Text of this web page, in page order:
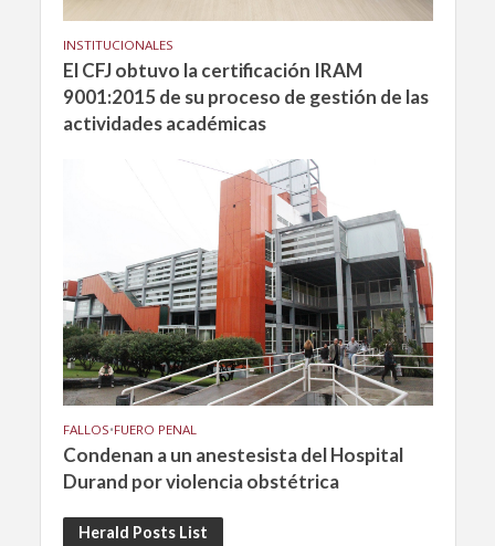
INSTITUCIONALES
El CFJ obtuvo la certificación IRAM
9001:2015 de su proceso de gestión de las
actividades académicas
FALLOS•FUERO PENAL
Condenan a un anestesista del Hospital
Durand por violencia obstétrica
Herald Posts List